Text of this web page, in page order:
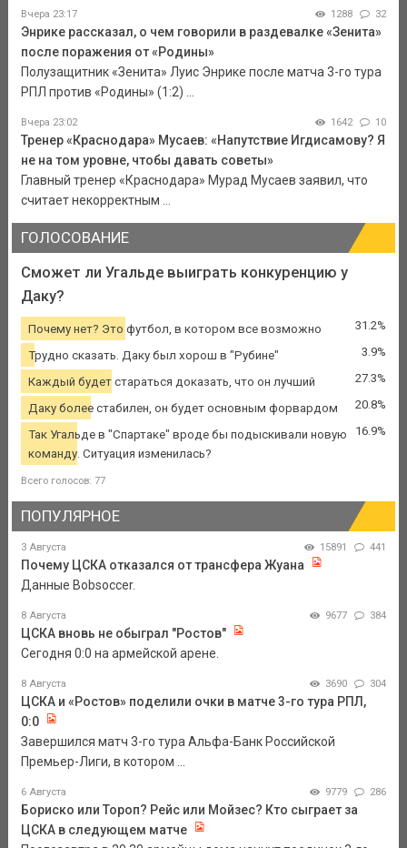
Вчера 23:17 1288 32
Энрике рассказал, о чем говорили в раздевалке «Зенита»
после поражения от «Родины»
Полузащитник «Зенита» Луис Энрике после матча 3-го тура
РПЛ против «Родины» (1:2) ...
Вчера 23:02 1642 10
Тренер «Краснодара» Мусаев: «Напутствие Игдисамову? Я
не на том уровне, чтобы давать советы»
Главный тренер «Краснодара» Мурад Мусаев заявил, что
считает некорректным ...
ГОЛОСОВАНИЕ
Сможет ли Угальде выиграть конкуренцию у
Даку?
Почему нет? Это футбол, в котором все возможно 31.2%
Трудно сказать. Даку был хорош в "Рубине" 3.9%
Каждый будет стараться доказать, что он лучший 27.3%
Даку более стабилен, он будет основным форвардом 20.8%
Так Угальде в "Спартаке" вроде бы подыскивали новую
команду. Ситуация изменилась?
16.9%
Всего голосов: 77
ПОПУЛЯРНОЕ
3 Августа 15891 441
Почему ЦСКА отказался от трансфера Жуана
Данные Bobsoccer.
8 Августа 9677 384
ЦСКА вновь не обыграл "Ростов"
Сегодня 0:0 на армейской арене.
8 Августа 3690 304
ЦСКА и «Ростов» поделили очки в матче 3-го тура РПЛ,
0:0
Завершился матч 3-го тура Альфа-Банк Российской
Премьер-Лиги, в котором ...
6 Августа 9779 286
Бориско или Тороп? Рейс или Мойзес? Кто сыграет за
ЦСКА в следующем матче